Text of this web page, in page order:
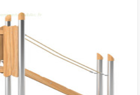
Robinox 107
est une structure multi-activités
la gamme Robinox. Associant sur
s..